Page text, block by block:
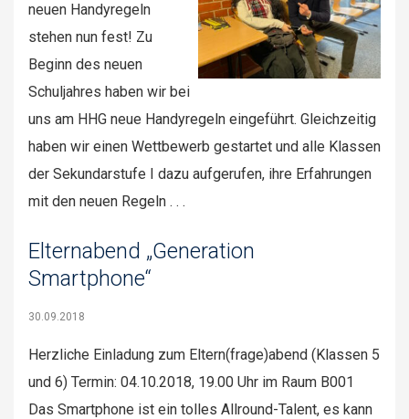
neuen Handyregeln
stehen nun fest! Zu
Beginn des neuen
Schuljahres haben wir bei
uns am HHG neue Handyregeln eingeführt. Gleichzeitig
haben wir einen Wettbewerb gestartet und alle Klassen
der Sekundarstufe I dazu aufgerufen, ihre Erfahrungen
mit den neuen Regeln . . .
Elternabend „Generation
Smartphone“
30.09.2018
Herzliche Einladung zum Eltern(frage)abend (Klassen 5
und 6) Termin: 04.10.2018, 19.00 Uhr im Raum B001
Das Smartphone ist ein tolles Allround-Talent, es kann